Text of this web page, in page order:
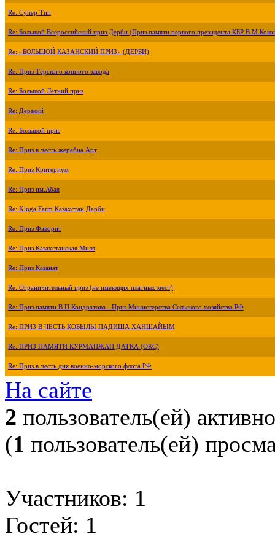
Re: Супер Тип
Re: Большой Всероссийский приз Дерби (Приз памяти первого президента КБР
Re: «БОЛЬШОЙ КАЗАНСКИЙ ПРИЗ» (ДЕРБИ)
Re: Приз Терского конного завода
Re: Большой Летний приз
Re: Дерзкий
Re: Большой приз
Re: Приз в честь жеребца Арт
Re: Приз Критериум
Re: Приз им.Абая
Re: Kinga Farm Казахстан Дерби
Re: Приз Фаворит
Re: Приз Казахстанская Миля
Re: Приз Казанат
Re: Ограничительный приз (не имеющих платных мест)
Re: Приз памяти В.П.Кондратова - Приз Министерства Сельского хозяйства РФ
Re: ПРИЗ В ЧЕСТЬ КОБЫЛЫ ПАДИША ХАНШАЙЫМ
Re: ПРИЗ ПАМЯТИ КУРМАНЖАН ДАТКА (ОКС)
Re: Приз в честь дня военно-морского флота РФ
На сайте
2 пользователь(ей) активно
(1 пользователь(ей)
Участников: 1
Гостей: 1